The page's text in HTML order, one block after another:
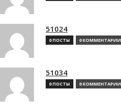
51024
0 ПОСТЫ 0 КОММЕНТАРИИ
51034
0 ПОСТЫ 0 КОММЕНТАРИИ